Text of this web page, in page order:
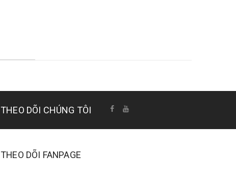
THEO DÕI CHÚNG TÔI
THEO DÕI FANPAGE